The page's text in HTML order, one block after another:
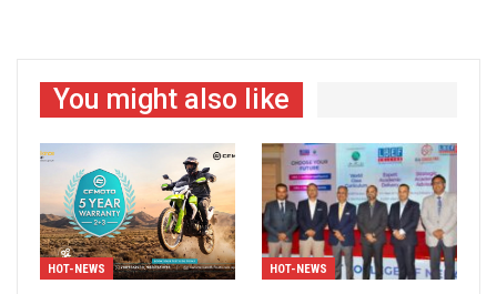
You might also like
HOT-NEWS HOT-NEWS